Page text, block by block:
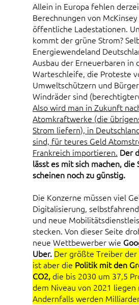
Allein in Europa fehlen
Berechnungen von
öffentliche Ladestationen.
kommt der grüne Strom?
Energiewendeland
Ausbau der Erneuerbaren in
Warteschleife, die Proteste
Umweltschützern und
Windräder sind
Also wird man in Zukunft
Atomkraftwerke (die
Strom liefern), in
sind, für teures Geld
Frankreich importieren. Der
lässt es mit sich machen, die
scheinen noch zu günstig.
Die Konzerne müssen viel
Digitalisierung,
und neue
stecken. Von dieser Seite
neue Wettbewerber wie
Uber. Der größte Treiber der
ist aber die Politik mit den
CO2, die bis 2030 um 37,5
dem Niveau von 2021 liegen
Andernfalls werden